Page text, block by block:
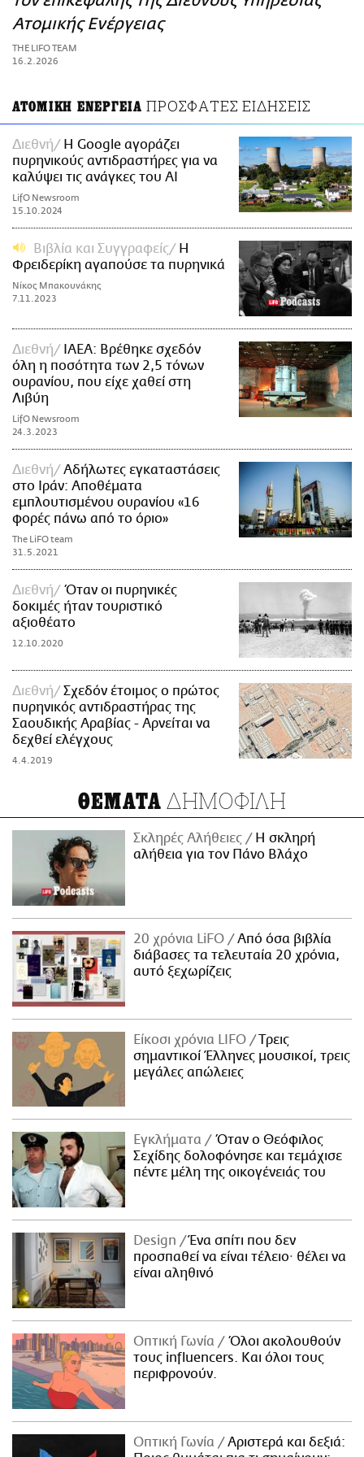
ΑΜΠΑ
PRINT
Ατομικής Ενέργειας
THE LIFO TEAM
16.2.2026
ΑΤΟΜΙΚΗ ΕΝΕΡΓΕΙΑ ΠΡΟΣΦΑΤΕΣ ΕΙΔΗΣΕΙΣ
Διεθνή
Η Google αγοράζει
πυρηνικούς αντιδραστήρες για να
καλύψει τις ανάγκες του AI
LifO Newsroom
15.10.2024
Βιβλία και Συγγραφείς
Η
Φρειδερίκη αγαπούσε τα πυρηνικά
Νίκος Μπακουνάκης
7.11.2023
Διεθνή
ΙΑΕΑ: Βρέθηκε σχεδόν
όλη η ποσότητα των 2,5 τόνων
ουρανίου, που είχε χαθεί στη
Λιβύη
LifO Newsroom
24.3.2023
Διεθνή
Αδήλωτες εγκαταστάσεις
στο Ιράν: Αποθέματα
εμπλουτισμένου ουρανίου «16
φορές πάνω από το όριο»
The LiFO team
31.5.2021
Διεθνή
Όταν οι πυρηνικές
δοκιμές ήταν τουριστικό
αξιοθέατο
12.10.2020
Διεθνή
Σχεδόν έτοιμος ο πρώτος
πυρηνικός αντιδραστήρας της
Σαουδικής Αραβίας - Αρνείται να
δεχθεί ελέγχους
4.4.2019
ΘΕΜΑΤΑ ΔΗΜΟΦΙΛΗ
Σκληρές Αλήθειες
H σκληρή
αλήθεια για τον Πάνο Βλάχο
20 χρόνια LiFO
Από όσα βιβλία
διάβασες τα τελευταία 20 χρόνια,
αυτό ξεχωρίζεις
Είκοσι χρόνια LIFO
Tρεις
σημαντικοί Έλληνες μουσικοί, τρεις
μεγάλες απώλειες
Εγκλήματα
Όταν ο Θεόφιλος
Σεχίδης δολοφόνησε και τεμάχισε
πέντε μέλη της οικογένειάς του
Design
Ένα σπίτι που δεν
προσπαθεί να είναι τέλειο· θέλει να
είναι αληθινό
Οπτική Γωνία
Όλοι ακολουθούν
τους influencers. Και όλοι τους
περιφρονούν.
Οπτική Γωνία
Αριστερά και δεξιά: